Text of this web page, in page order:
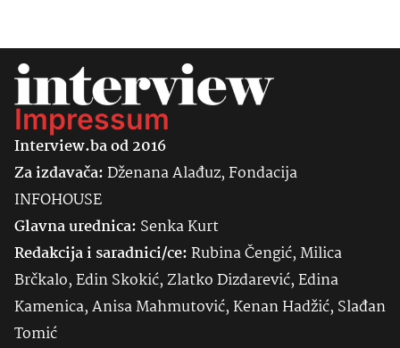
Impressum
Interview.ba od 2016
Za izdavača:Dženana Alađuz, Fondacija
INFOHOUSE
Glavna urednica: SenkaKurt
Redakcija i saradnici/ce:Rubina Čengić, Milica
Brčkalo, Edin Skokić, Zlatko Dizdarević, Edina
Kamenica, Anisa Mahmutović, Kenan Hadžić, Slađan
Tomić